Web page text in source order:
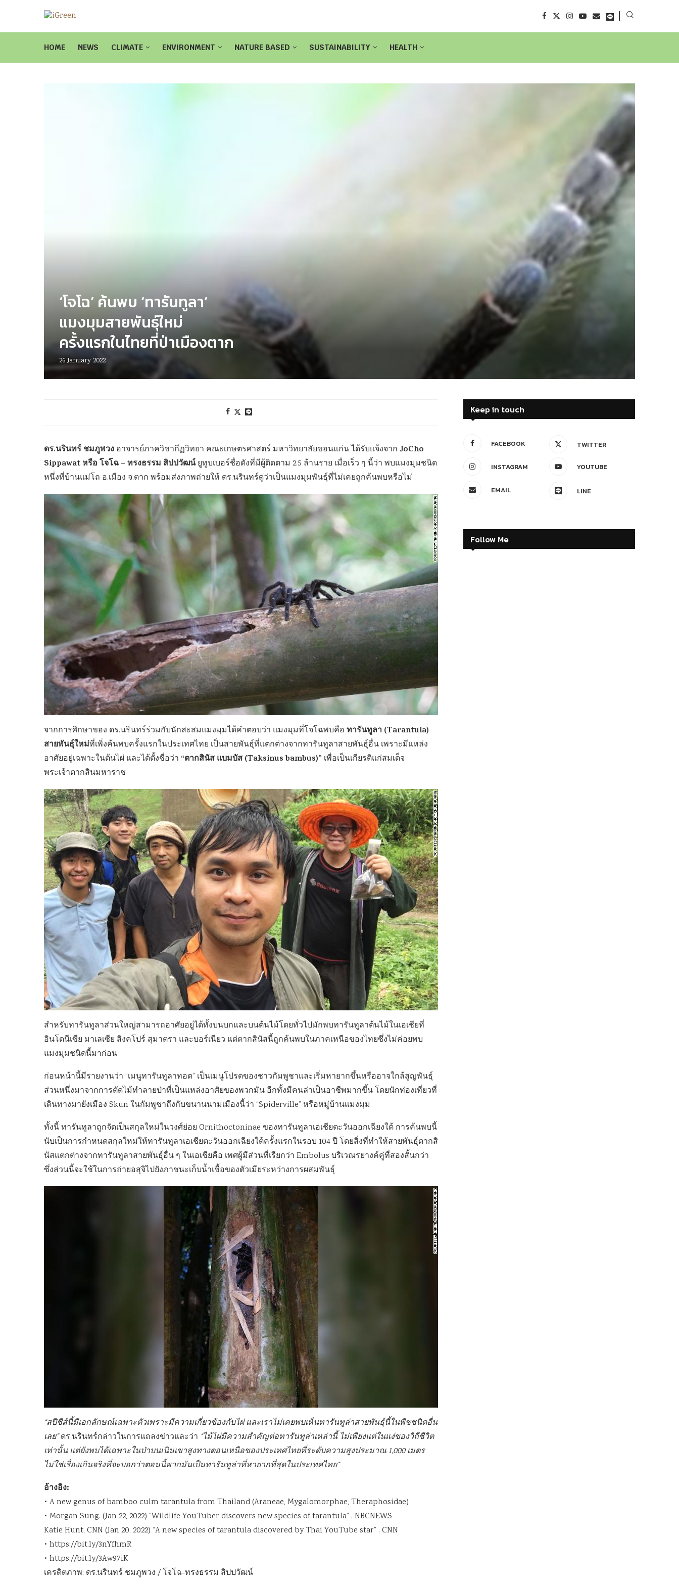
HOME NEWS CLIMATE ENVIRONMENT NATURE BASED SUSTAINABILITY HEALTH
‘โจโฉ’ ค้นพบ ‘ทารันทูลา’
แมงมุมสายพันธุ์ใหม่
ครั้งแรกในไทยที่ป่าเมืองตาก
26 January 2022
ดร.นรินทร์ ชมภูพวง อาจารย์ภาควิชากีฏวิทยา คณะเกษตรศาสตร์ มหาวิทยาลัยขอนแก่น ได้รับแจ้งจาก JoCho
Sippawat หรือ โจโฉ – ทรงธรรม สิปปวัฒน์ยูทูบเบอร์ชื่อดังที่มีผู้ติดตาม 2.5 ล้านราย เมื่อเร็ว ๆ นี้ว่า พบแมงมุมชนิด
หนึ่งที่บ้านแม่โถ อ.เมือง จ.ตาก พร้อมส่งภาพถ่ายให้ ดร.นรินทร์ดูว่าเป็นแมงมุมพันธุ์ที่ไม่เคยถูกค้นพบหรือไม่
จากการศึกษาของ ดร.นรินทร์ร่วมกับนักสะสมแมงมุมได้คำตอบว่า แมงมุมที่โจโฉพบคือ ทารันทูลา (Tarantula)
สายพันธุ์ใหม่ที่เพิ่งค้นพบครั้งแรกในประเทศไทย เป็นสายพันธุ์ที่แตกต่างจากทารันทูลาสายพันธุ์อื่น เพราะมีแหล่ง
อาศัยอยู่เฉพาะในต้นไผ่ และได้ตั้งชื่อว่า “ตากสินัส แบมบัส (Taksinus bambus)” เพื่อเป็นเกียรติแก่สมเด็จ
พระเจ้าตากสินมหาราช
สำหรับทารันทูลาส่วนใหญ่สามารถอาศัยอยู่ได้ทั้งบนบกและบนต้นไม้โดยทั่วไปมักพบทารันทูลาต้นไม้ในเอเชียที่
อินโดนีเซีย มาเลเซีย สิงคโปร์ สุมาตรา และบอร์เนียว แต่ตากสินัสนี้ถูกค้นพบในภาคเหนือของไทยซึ่งไม่ค่อยพบ
แมงมุมชนิดนี้มาก่อน
ก่อนหน้านี้มีรายงานว่า “เมนูทารันทูลาทอด” เป็นเมนูโปรดของชาวกัมพูชาและเริ่มหายากขึ้นหรืออาจใกล้สูญพันธุ์
ส่วนหนึ่งมาจากการตัดไม้ทำลายป่าที่เป็นแหล่งอาศัยของพวกมัน อีกทั้งมีคนล่าเป็นอาชีพมากขึ้น โดยนักท่องเที่ยวที่
เดินทางมายังเมือง Skun ในกัมพูชาถึงกับขนานนามเมืองนี้ว่า “Spiderville” หรือหมู่บ้านแมงมุม
ทั้งนี้ ทารันทูลาถูกจัดเป็นสกุลใหม่ในวงศ์ย่อย Ornithoctoninae ของทารันทูลาเอเชียตะวันออกเฉียงใต้ การค้นพบนี้
นับเป็นการกำหนดสกุลใหม่ให้ทารันทูลาเอเชียตะวันออกเฉียงใต้ครั้งแรกในรอบ 104 ปี โดยสิ่งที่ทำให้สายพันธุ์ตากสิ
นัสแตกต่างจากทารันทูลาสายพันธุ์อื่น ๆ ในเอเชียคือ เพศผู้มีส่วนที่เรียกว่า Embolus บริเวณรยางค์คู่ที่สองสั้นกว่า
ซึ่งส่วนนี้จะใช้ในการถ่ายอสุจิไปยังภาชนะเก็บน้ำเชื้อของตัวเมียระหว่างการผสมพันธุ์
“สปีชีส์นี้มีเอกลักษณ์เฉพาะตัวเพราะมีความเกี่ยวข้องกับไผ่ และเราไม่เคยพบเห็นทารันทูล่าสายพันธุ์นี้ในพืชชนิดอื่น
เลย”ดร.นรินทร์กล่าวในการแถลงข่าวและว่า “ไม้ไผ่มีความสำคัญต่อทารันทูล่าเหล่านี้ ไม่เพียงแต่ในแง่ของวิถีชีวิต
เท่านั้น แต่ยังพบได้เฉพาะในป่าบนเนินเขาสูงทางตอนเหนือของประเทศไทยที่ระดับความสูงประมาณ 1,000 เมตร
ไม่ใช่เรื่องเกินจริงที่จะบอกว่าตอนนี้พวกมันเป็นทารันทูล่าที่หายากที่สุดในประเทศไทย”
อ้างอิง:
• A new genus of bamboo culm tarantula from Thailand (Araneae, Mygalomorphae, Theraphosidae)
• Morgan Sung. (Jan 22, 2022) “Wildlife YouTuber discovers new species of tarantula” . NBCNEWS
Katie Hunt, CNN (Jan 20, 2022) “A new species of tarantula discovered by Thai YouTube star” . CNN
• https://bit.ly/3nYfhmR
• https://bit.ly/3Aw97iK
เครดิตภาพ: ดร.นรินทร์ ชมภูพวง / โจโฉ-ทรงธรรม สิปปวัฒน์
Keep in touch
FACEBOOK TWITTER
INSTAGRAM YOUTUBE
EMAIL LINE
Follow Me